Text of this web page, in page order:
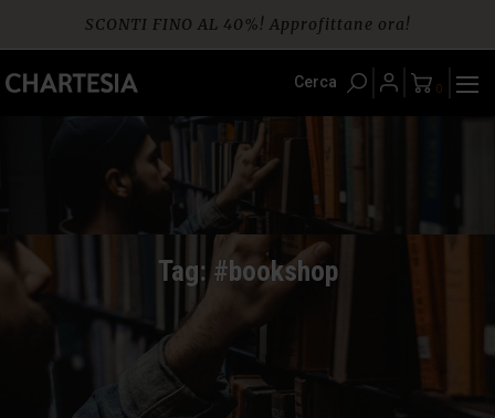
content
SCONTI FINO AL 40%! Approfittane ora!
Spedizione gratuita per ordini da € 60
Cerca 0
Tag: #bookshop